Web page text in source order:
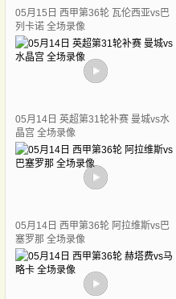
05月15日 西甲第36轮 瓦伦西亚vs巴
列卡诺 全场录像
05月14日 英超第31轮补赛 曼城vs水
晶宫 全场录像
05月14日 西甲第36轮 阿拉维斯vs巴
塞罗那 全场录像